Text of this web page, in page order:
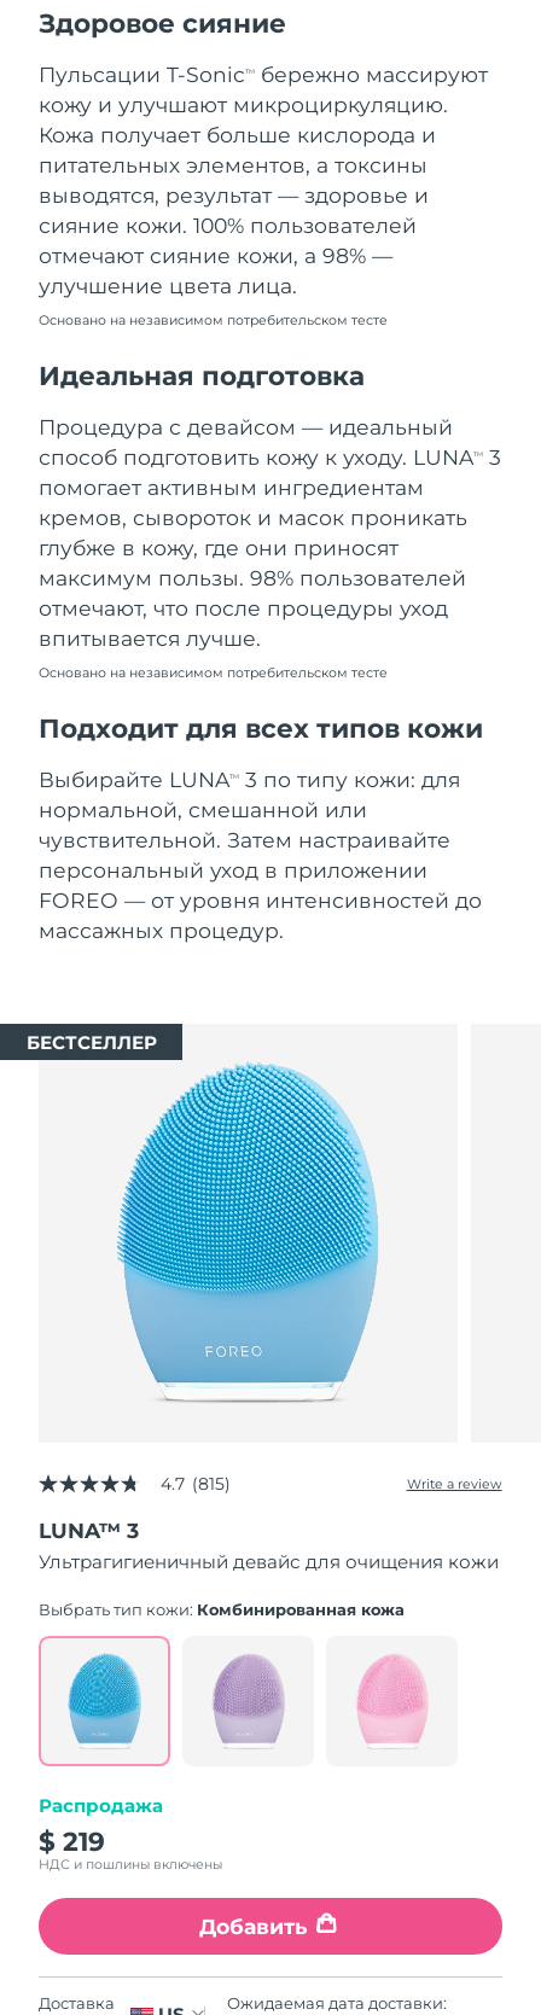
Здоровое сияние
Пульсации T-SonicTM
бережно массируют
кожу и улучшают микроциркуляцию.
Кожа получает больше кислорода и
питательных элементов, а токсины
выводятся, результат — здоровье и
сияние кожи. 100% пользователей
отмечают сияние кожи, а 98% —
улучшение цвета лица.
Основано на независимом потребительском тесте
Идеальная подготовка
Процедура с девайсом — идеальный
способ подготовить кожу к уходу. LUNATM
3
помогает активным ингредиентам
кремов, сывороток и масок проникать
глубже в кожу, где они приносят
максимум пользы. 98% пользователей
отмечают, что после процедуры уход
впитывается лучше.
Основано на независимом потребительском тесте
Подходит для всех типов кожи
Выбирайте LUNATM
3 по типу кожи: для
нормальной, смешанной или
чувствительной. Затем настраивайте
персональный уход в приложении
FOREO — от уровня интенсивностей до
массажных процедур.
БЕСТСЕЛЛЕР
4.7
of
5
stars,
rating
Read
Reviews.
Same
page
link.
4.7 (815) Write a review
LUNA™ 3
Ультрагигиеничный девайс для очищения кожи
Выбрать тип кожи: Комбинированная кожа
Распродажа
$ 219
НДС и пошлины включены
Добавить
Доставка
Ожидаемая дата доставки:
Республика
Республика Корея
Ожидаемая дата доставки
8/13/26
Ожидаемая дата доставки
Швеция
Ожидаемая дата доставки
Швейцария
Ожидаемая дата доставки
Тайвань
Таиланд
Ожидаемая дата доставки
8/15/26
Турция
Ожидаемая дата доставки
8/12/26
ОАЭ
Ожидаемая дата доставки
Великобритания
Соединенные
Штаты
Ожидаемая дата доставки
Узбекистан
Ожидаемая дата доставки
Вьетнам
Ожидаемая дата доставки
8/17/26